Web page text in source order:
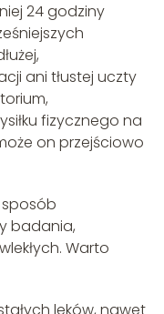
24 godziny
ani tłustej uczty
fizycznego na
on przejściowo
badania,
Warto